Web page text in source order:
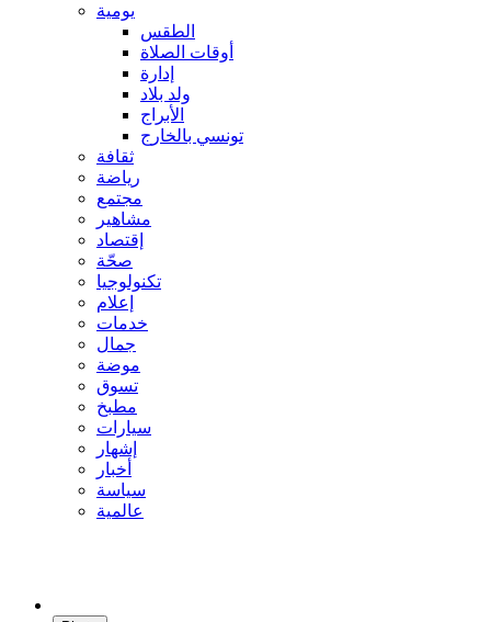
يومية
الطقس
أوقات الصلاة
إدارة
ولد بلاد
الأبراج
تونسي بالخارج
ثقافة
رياضة
مجتمع
مشاهير
إقتصاد
صحّة
تكنولوجيا
إعلام
خدمات
جمال
موضة
تسوق
مطبخ
سيارات
إشهار
أخبار
سياسة
عالمية